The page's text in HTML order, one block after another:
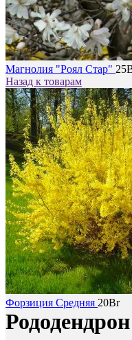
Магнолия "Роял Стар" 25
Назад к товарам
Форзиция Средняя 20Br